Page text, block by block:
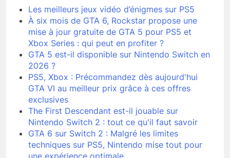
Les meilleurs jeux vidéo d’énigmes sur PS5
À six mois de GTA 6, Rockstar propose une
mise à jour gratuite de GTA 5 pour PS5 et
Xbox Series : qui peut en profiter ?
GTA 5 est-il disponible sur Nintendo Switch en
2026 ?
PS5, Xbox : Précommandez dès aujourd'hui
GTA VI au meilleur prix grâce à ces offres
exclusives
The First Descendant est-il jouable sur
Nintendo Switch 2 : tout ce qu'il faut savoir
GTA 6 sur Switch 2 : Malgré les limites
techniques sur PS5, Nintendo mise tout pour